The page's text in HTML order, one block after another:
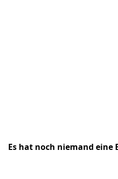
Es hat noch niemand